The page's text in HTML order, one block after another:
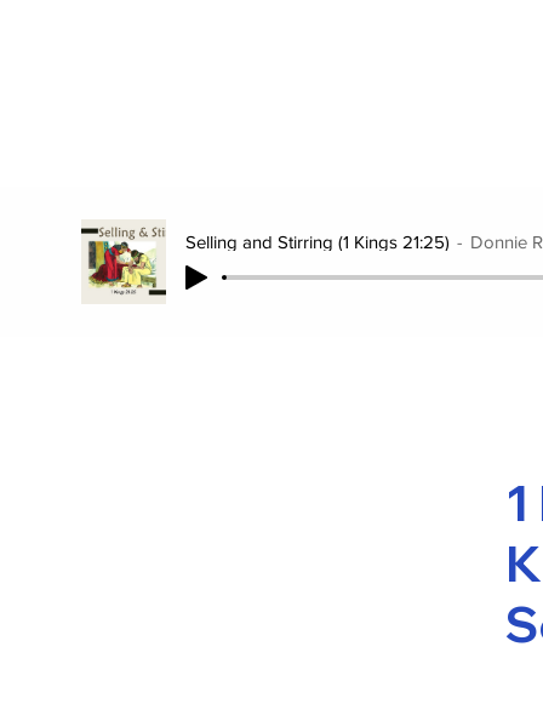
Selling and Stirring (1 Kings 21:25) Donnie